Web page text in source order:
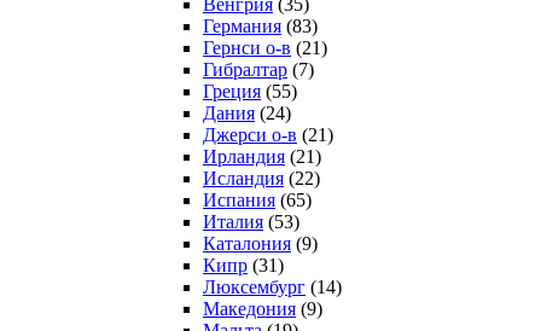
Германия (83)
Гернси о-в (21)
Гибралтар (7)
Греция (55)
Дания (24)
Джерси о-в (21)
Ирландия (21)
Исландия (22)
Испания (65)
Италия (53)
Каталония (9)
Кипр (31)
Люксембург (14)
Македония (9)